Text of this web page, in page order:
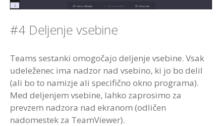
#4 Deljenje vsebine
Teams sestanki omogočajo deljenje vsebine. Vsak
udeleženec ima nadzor nad vsebino, ki jo bo delil
(ali bo to namizje ali specifično okno programa).
Med deljenjem vsebine, lahko zaprosimo za
prevzem nadzora nad ekranom (odličen
nadomestek za TeamViewer).